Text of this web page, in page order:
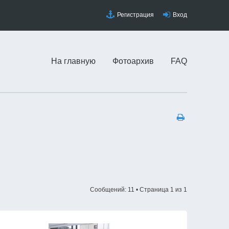
Регистрация Вход
На главную Фотоархив FAQ
Сообщений: 11 • Страница 1 из 1